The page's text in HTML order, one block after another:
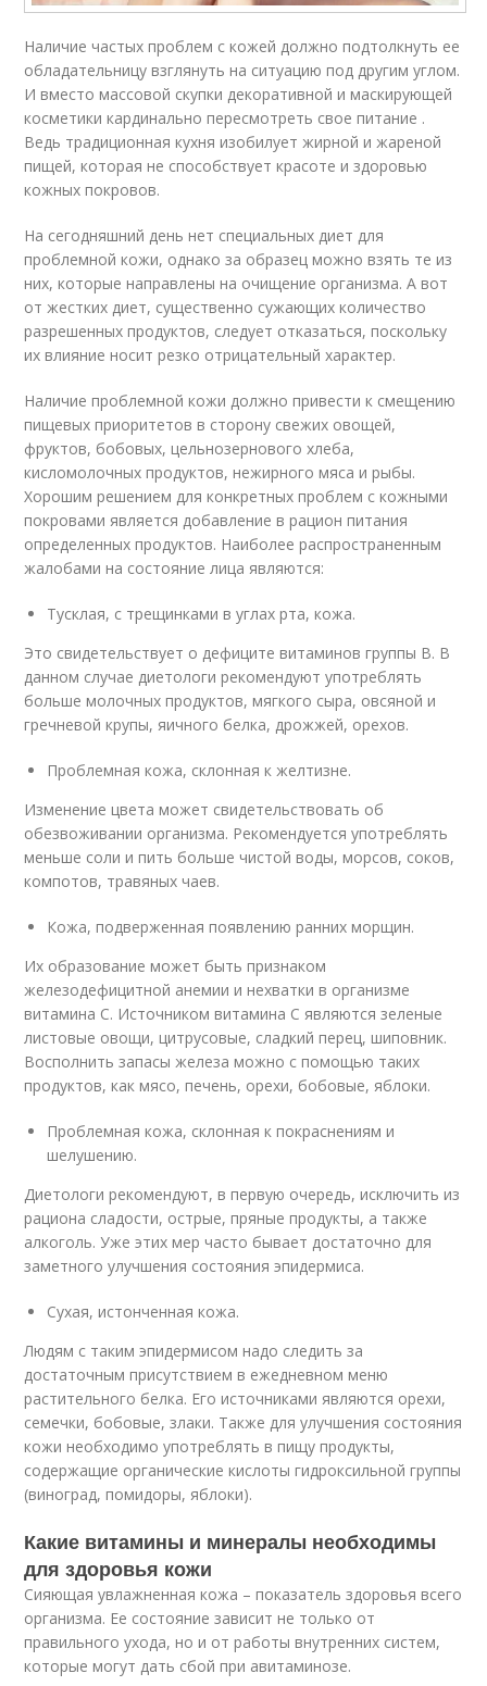
Наличие частых проблем с кожей должно подтолкнуть ее
обладательницу взглянуть на ситуацию под другим углом.
И вместо массовой скупки декоративной и маскирующей
косметики кардинально пересмотреть свое питание .
Ведь традиционная кухня изобилует жирной и жареной
пищей, которая не способствует красоте и здоровью
кожных покровов.
На сегодняшний день нет специальных диет для
проблемной кожи, однако за образец можно взять те из
них, которые направлены на очищение организма. А вот
от жестких диет, существенно сужающих количество
разрешенных продуктов, следует отказаться, поскольку
их влияние носит резко отрицательный характер.
Наличие проблемной кожи должно привести к смещению
пищевых приоритетов в сторону свежих овощей,
фруктов, бобовых, цельнозернового хлеба,
кисломолочных продуктов, нежирного мяса и рыбы.
Хорошим решением для конкретных проблем с кожными
покровами является добавление в рацион питания
определенных продуктов. Наиболее распространенным
жалобами на состояние лица являются:
Тусклая, с трещинками в углах рта, кожа.
Это свидетельствует о дефиците витаминов группы В. В
данном случае диетологи рекомендуют употреблять
больше молочных продуктов, мягкого сыра, овсяной и
гречневой крупы, яичного белка, дрожжей, орехов.
Проблемная кожа, склонная к желтизне.
Изменение цвета может свидетельствовать об
обезвоживании организма. Рекомендуется употреблять
меньше соли и пить больше чистой воды, морсов, соков,
компотов, травяных чаев.
Кожа, подверженная появлению ранних морщин.
Их образование может быть признаком
железодефицитной анемии и нехватки в организме
витамина С. Источником витамина С являются зеленые
листовые овощи, цитрусовые, сладкий перец, шиповник.
Восполнить запасы железа можно с помощью таких
продуктов, как мясо, печень, орехи, бобовые, яблоки.
Проблемная кожа, склонная к покраснениям и
шелушению.
Диетологи рекомендуют, в первую очередь, исключить из
рациона сладости, острые, пряные продукты, а также
алкоголь. Уже этих мер часто бывает достаточно для
заметного улучшения состояния эпидермиса.
Сухая, истонченная кожа.
Людям с таким эпидермисом надо следить за
достаточным присутствием в ежедневном меню
растительного белка. Его источниками являются орехи,
семечки, бобовые, злаки. Также для улучшения состояния
кожи необходимо употреблять в пищу продукты,
содержащие органические кислоты гидроксильной группы
(виноград, помидоры, яблоки).
Какие витамины и минералы необходимы
для здоровья кожи
Сияющая увлажненная кожа – показатель здоровья всего
организма. Ее состояние зависит не только от
правильного ухода, но и от работы внутренних систем,
которые могут дать сбой при авитаминозе.